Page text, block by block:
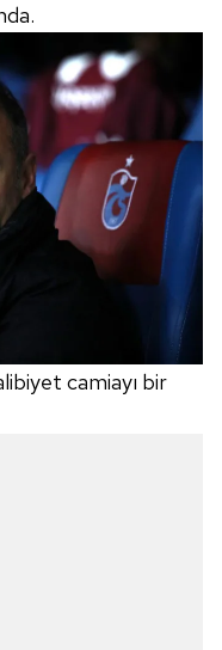
camiayı bir